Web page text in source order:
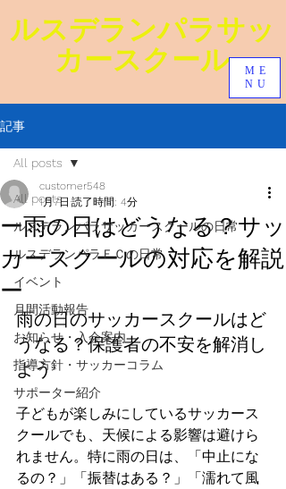
ME
NU
ルスデランパラ​サッ
カースクール
記事
All posts
ルスデランパラサッカースクールの日常
ルスデランパラＦＣの日常
イベント
月間活動報告
お知らせ・入会案内
指導方針・サッカーコラム
サポーター紹介
All posts
ー雨の日はどうなる？サッ
カースクールの対応を解説
ー
customer548
1月7日 読了時間: 4分
雨の日のサッカースクールはど
うなる？保護者の不安を解消し
よう
子どもが楽しみにしているサッカース
クールでも、天候による影響は避けら
れません。特に雨の日は、「中止にな
るの？」「振替はある？」「濡れて風